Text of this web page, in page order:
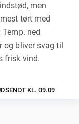
men
tørt med
ned
og bliver svag til
frisk vind.
KL. 09.09